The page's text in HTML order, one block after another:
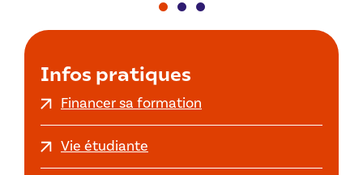
Infos pratiques
Financer sa formation
Vie étudiante